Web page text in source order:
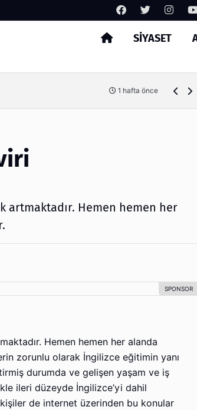
SIYASET
1 hafta önce
artmaktadır. Hemen hemen her
Hemen hemen her alanda
zorunlu olarak İngilizce eğitimin yanı
durumda ve gelişen yaşam ve iş
ileri düzeyde İngilizce’yi dahil
de internet üzerinden bu konular